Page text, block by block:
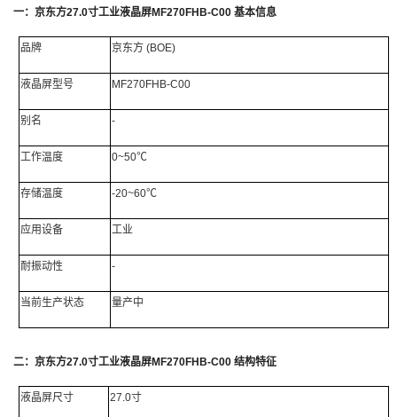
一： 京东方27.0寸工业液晶屏MF270FHB-C00 基本信息
品牌 京东方 (BOE)
液晶屏型号 MF270FHB-C00
别名 -
工作温度 0~50℃
存储温度 -20~60℃
应用设备 工业
耐振动性 -
当前生产状态 量产中
二： 京东方27.0寸工业液晶屏MF270FHB-C00 结构特征
液晶屏尺寸 27.0寸